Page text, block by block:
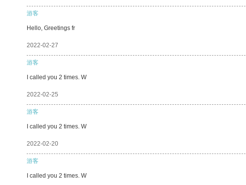
游客
Hello, Greetings fr
2022-02-27
游客
I called you 2 times. W
2022-02-25
游客
I called you 2 times. W
2022-02-20
游客
I called you 2 times. W